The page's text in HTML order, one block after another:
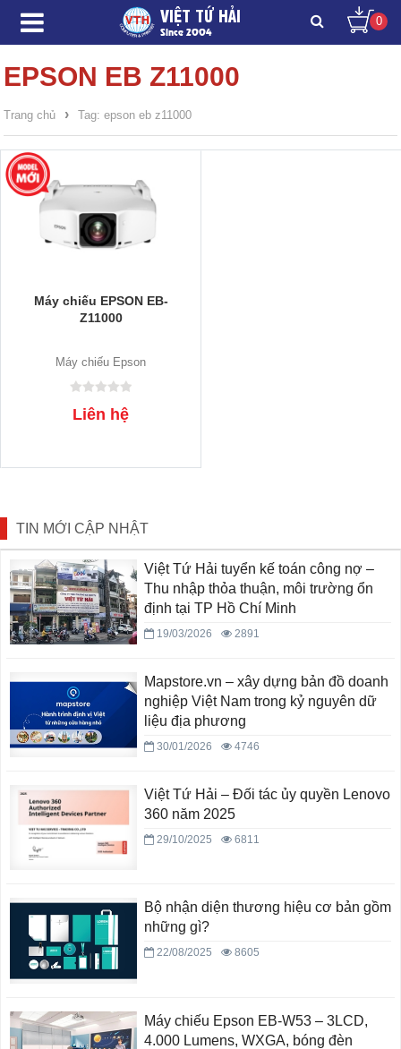
VIỆT TỨ HẢI
Since 2004
0
EPSON EB Z11000
Trang chủ › Tag: epson eb z11000
Máy chiếu EPSON EB-
Z11000
Máy chiếu Epson
Liên hệ
TIN MỚI CẬP NHẬT
Việt Tứ Hải tuyển kế toán công nợ –
Thu nhập thỏa thuận, môi trường ổn
định tại TP Hồ Chí Minh
19/03/2026 2891
Mapstore.vn – xây dựng bản đồ doanh
nghiệp Việt Nam trong kỷ nguyên dữ
liệu địa phương
30/01/2026 4746
Việt Tứ Hải – Đối tác ủy quyền Lenovo
360 năm 2025
29/10/2025 6811
Bộ nhận diện thương hiệu cơ bản gồm
những gì?
22/08/2025 8605
Máy chiếu Epson EB-W53 – 3LCD,
4.000 Lumens, WXGA, bóng đèn